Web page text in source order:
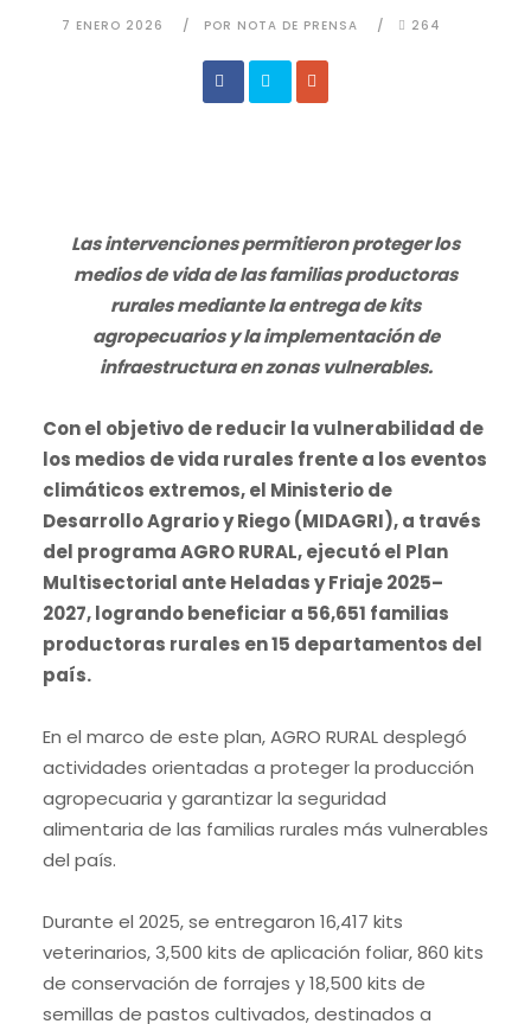
7 ENERO 2026 POR NOTA DE PRENSA 264
Las intervenciones permitieron proteger los
medios de vida de las familias productoras
rurales mediante la entrega de kits
agropecuarios y la implementación de
infraestructura en zonas vulnerables.
Con el objetivo de reducir la vulnerabilidad de
los medios de vida rurales frente a los eventos
climáticos extremos, el Ministerio de
Desarrollo Agrario y Riego (MIDAGRI), a través
del programa AGRO RURAL, ejecutó el Plan
Multisectorial ante Heladas y Friaje 2025–
2027, logrando beneficiar a 56,651 familias
productoras rurales en 15 departamentos del
país.
En el marco de este plan, AGRO RURAL desplegó
actividades orientadas a proteger la producción
agropecuaria y garantizar la seguridad
alimentaria de las familias rurales más vulnerables
del país.
Durante el 2025, se entregaron 16,417 kits
veterinarios, 3,500 kits de aplicación foliar, 860 kits
de conservación de forrajes y 18,500 kits de
semillas de pastos cultivados, destinados a